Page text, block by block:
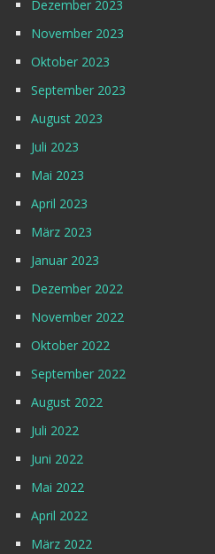
Dezember 2023
November 2023
Oktober 2023
September 2023
August 2023
Juli 2023
Mai 2023
April 2023
März 2023
Januar 2023
Dezember 2022
November 2022
Oktober 2022
September 2022
August 2022
Juli 2022
Juni 2022
Mai 2022
April 2022
März 2022